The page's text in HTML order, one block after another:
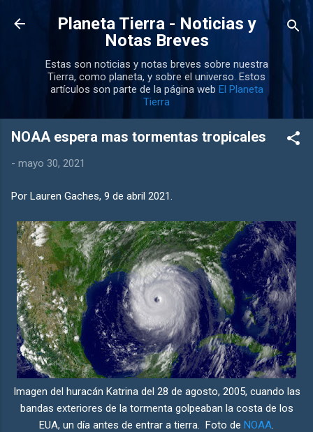
Ir al contenido principal
Planeta Tierra - Noticias y
Notas Breves
Estas son noticias y notas breves sobre nuestra
Tierra, como planeta, y sobre el universo. Estos
artículos son parte de la página web El Planeta
Tierra
NOAA espera mas tormentas tropicales
- mayo 30, 2021
Por Lauren Gaches, 9 de abril 2021.
Imagen del huracán Katrina del 28 de agosto, 2005, cuando las
bandas exteriores de la tormenta golpeaban la costa de los
EUA, un día antes de entrar a tierra. Foto de NOAA